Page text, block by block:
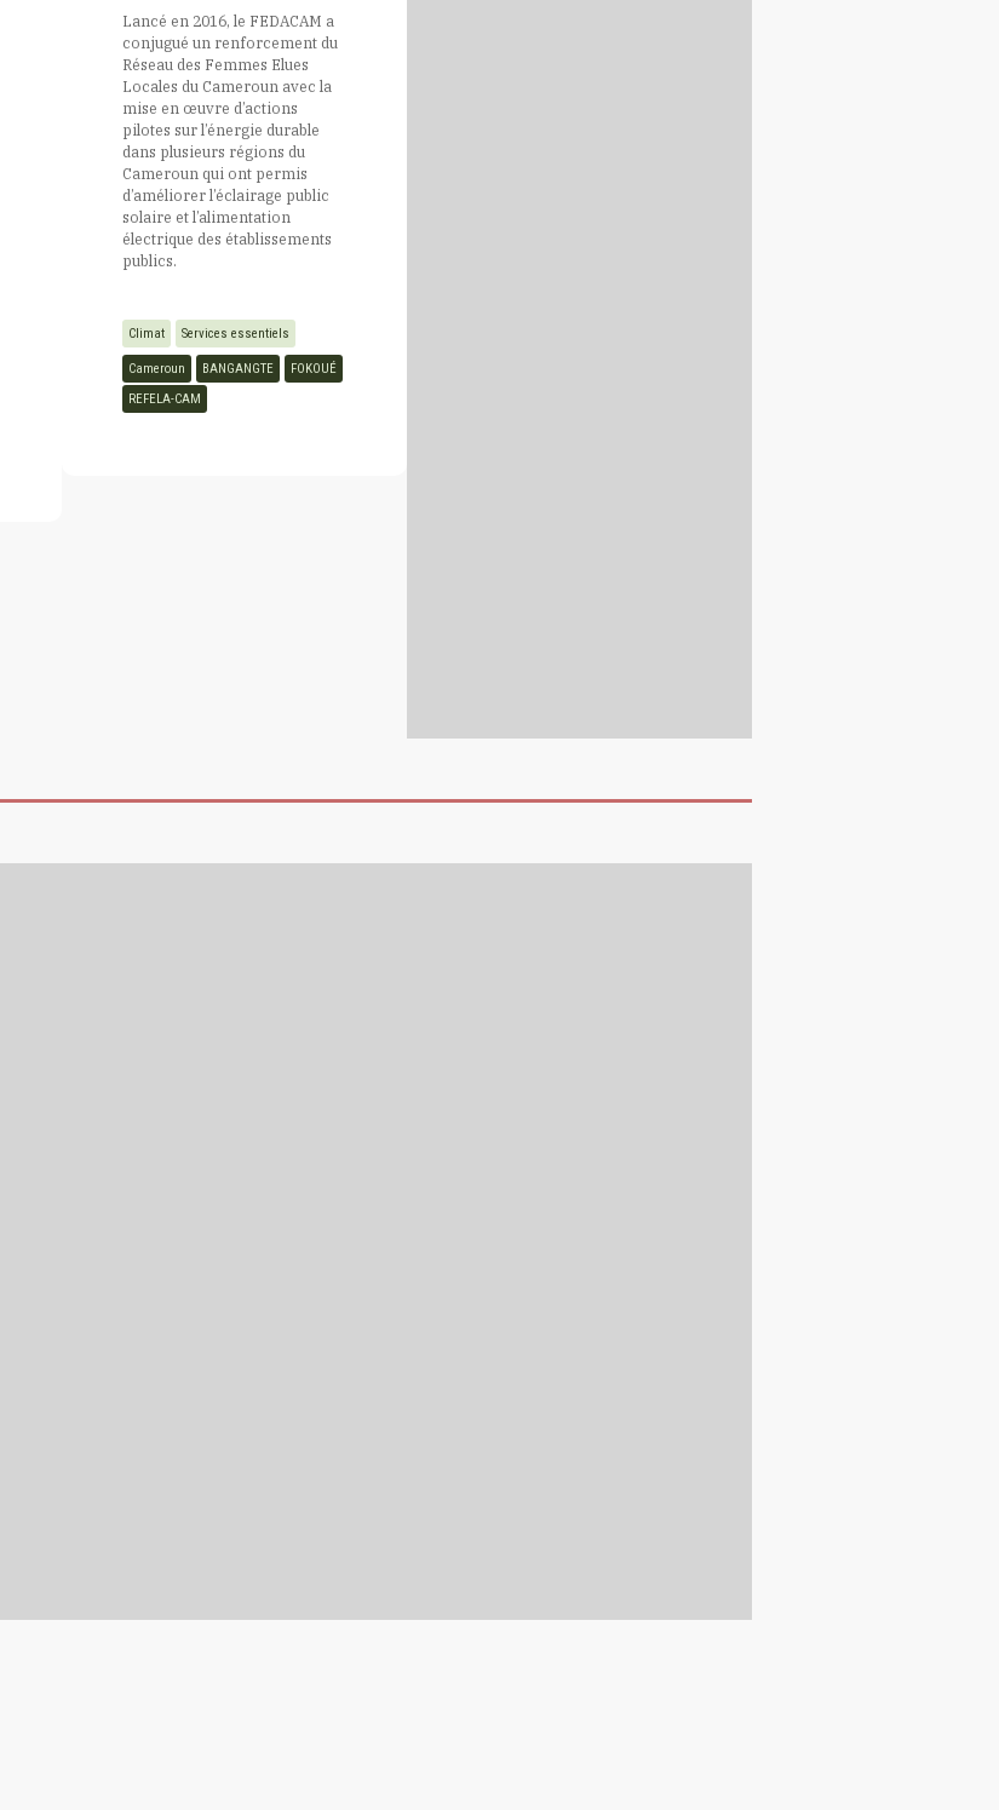
Lancé en 2016, le FEDACAM a
conjugué un renforcement du
Réseau des Femmes Elues
Locales du Cameroun avec la
mise en œuvre d’actions
pilotes sur l’énergie durable
dans plusieurs régions du
Cameroun qui ont permis
d’améliorer l’éclairage public
solaire et l’alimentation
électrique des établissements
publics.
Climat Services essentiels
Cameroun BANGANGTE
FOKOUÉ
REFELA-CAM